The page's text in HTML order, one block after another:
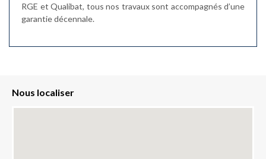
RGE et Qualibat, tous nos travaux sont accompagnés d’une
garantie décennale.
Nous localiser